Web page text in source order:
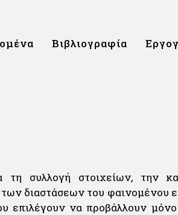
Βιβλιογραφία
συλλογή στοιχείων, την
διαστάσεων του φαινομένου
να προβάλλουν μόνο